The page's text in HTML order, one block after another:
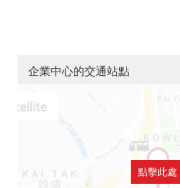
企業中心的交通站點
點擊此處